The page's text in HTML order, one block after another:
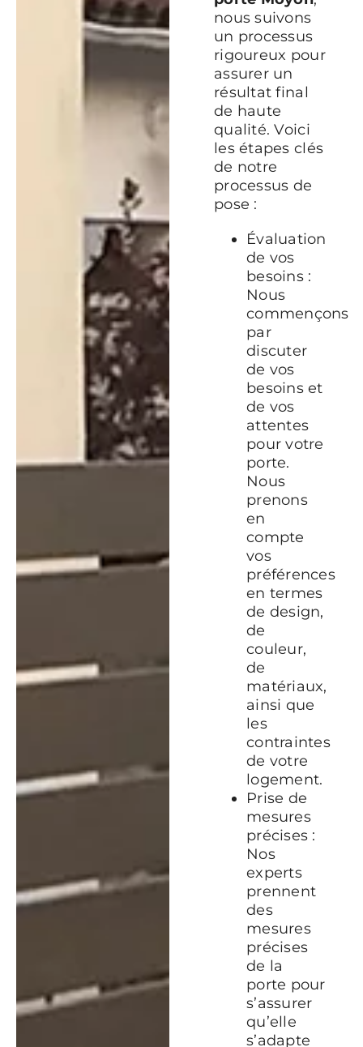
nous suivons
un processus
rigoureux pour
assurer un
résultat final
de haute
qualité. Voici
les étapes clés
de notre
processus de
pose :
Évaluation
de vos
besoins :
Nous
commençons
par
discuter
de vos
besoins et
de vos
attentes
pour votre
porte.
Nous
prenons
en
compte
vos
préférences
en termes
de design,
de
couleur,
de
matériaux,
ainsi que
les
contraintes
de votre
logement.
Prise de
mesures
précises :
Nos
experts
prennent
des
mesures
précises
de la
porte pour
s’assurer
qu’elle
s’adapte